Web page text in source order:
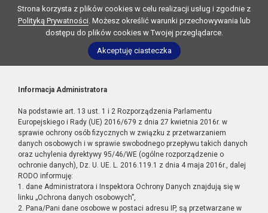
Strona korzysta z plików cookies w celu realizacji usług i zgodnie z
Polityką Prywatności. Możesz określić warunki przechowywania lub
dostępu do plików cookies w Twojej przeglądarce.
Akceptuję ciasteczka
Informacja Administratora
Na podstawie art. 13 ust. 1 i 2 Rozporządzenia Parlamentu
Europejskiego i Rady (UE) 2016/679 z dnia 27 kwietnia 2016r. w
sprawie ochrony osób fizycznych w związku z przetwarzaniem
danych osobowych i w sprawie swobodnego przepływu takich danych
oraz uchylenia dyrektywy 95/46/WE (ogólne rozporządzenie o
ochronie danych), Dz. U. UE. L. 2016.119.1 z dnia 4 maja 2016r., dalej
RODO informuję:
1. dane Administratora i Inspektora Ochrony Danych znajdują się w
linku „Ochrona danych osobowych”,
2. Pana/Pani dane osobowe w postaci adresu IP, są przetwarzane w